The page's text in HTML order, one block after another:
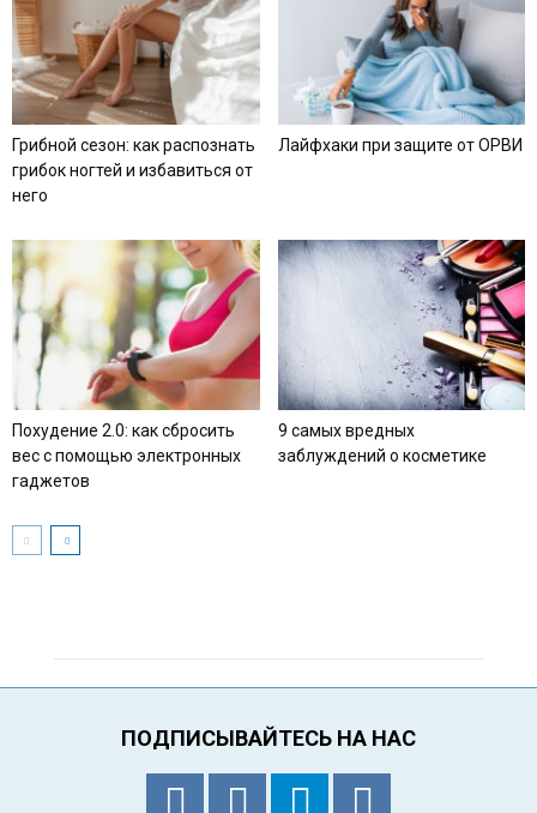
Грибной сезон: как распознать
грибок ногтей и избавиться от
него
Лайфхаки при защите от ОРВИ
Похудение 2.0: как сбросить
вес с помощью электронных
гаджетов
9 самых вредных
заблуждений о косметике
ПОДПИСЫВАЙТЕСЬ НА НАС